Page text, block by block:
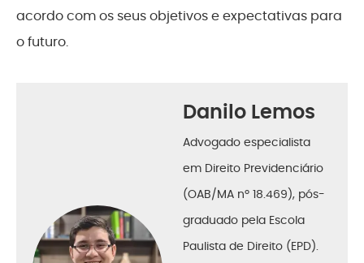
acordo com os seus objetivos e expectativas para
o futuro.
Danilo Lemos
Advogado especialista
em Direito Previdenciário
(OAB/MA nº 18.469), pós-
graduado pela Escola
Paulista de Direito (EPD).